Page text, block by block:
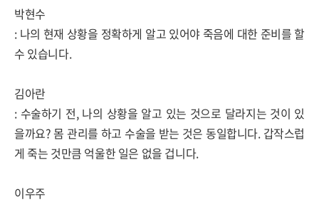
박현수
: 나의 현재 상황을 정확하게 알고 있어야 죽음에 대한 준비를 할
수 있습니다.
김아란
: 수술하기 전, 나의 상황을 알고 있는 것으로 달라지는 것이 있
을까요?몸 관리를 하고 수술을 받는 것은 동일합니다. 갑작스럽
게 죽는 것만큼 억울한 일은 없을 겁니다.
이우주